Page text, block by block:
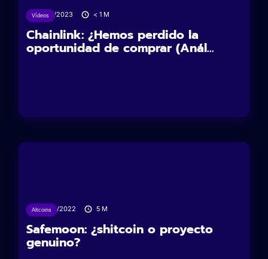
Vídeos21/11/2023 < 1 M
Chainlink: ¿Hemos perdido la
oportunidad de comprar (Anál...
Altcoins
15/09/2022 5 M
Safemoon: ¿shitcoin o proyecto
genuino?